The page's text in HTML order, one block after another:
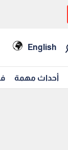
English
أحداث مهمة